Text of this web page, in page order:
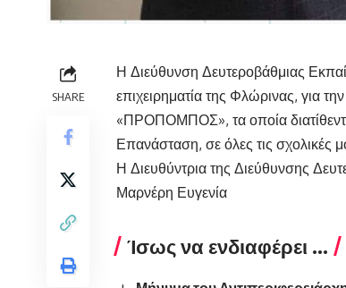
SHARE
Η Διεύθυνση Δευτεροβάθμιας
επιχειρηματία της Φλώρινας, για
«ΠΡΟΠΟΜΠΟΣ», τα οποία
Επανάσταση, σε όλες τις
Η Διευθύντρια της Διεύθυνσης
Μαρνέρη Ευγενία
Ίσως να ενδιαφέρει ...